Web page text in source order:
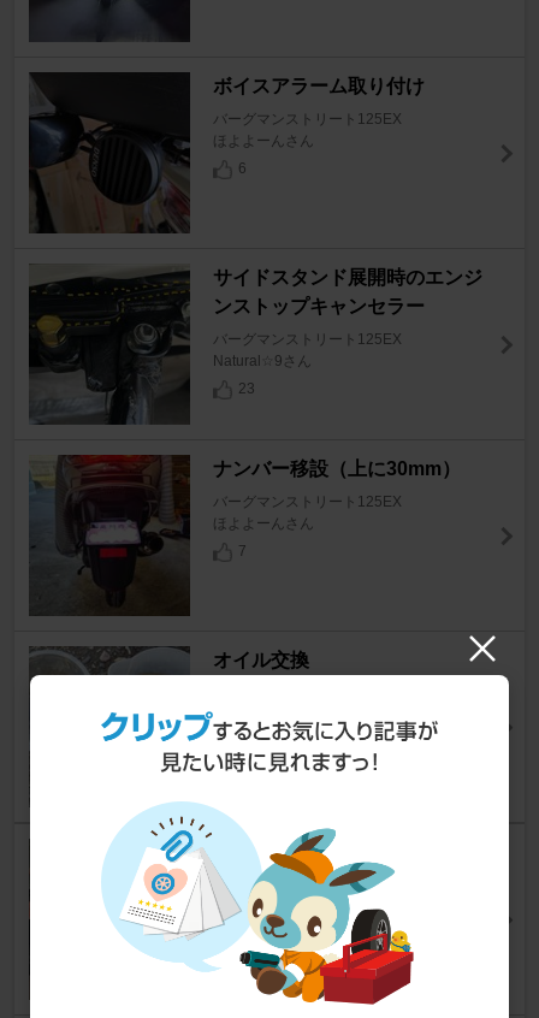
ボイスアラーム取り付け
バーグマンストリート125EX
ほよよーんさん
6
サイドスタンド展開時のエンジ
ンストップキャンセラー
バーグマンストリート125EX
Natural☆9さん
23
ナンバー移設（上に30mm）
バーグマンストリート125EX
ほよよーんさん
7
オイル交換
ほよよーんさん
6
オイル交換
バーグマンストリート125EX
pine-candyさん
3